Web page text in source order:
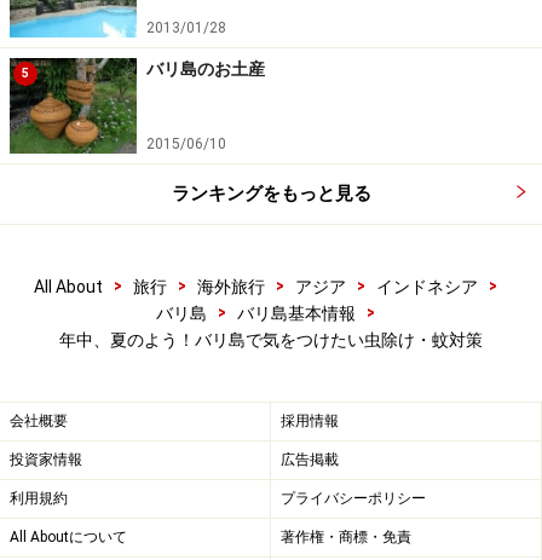
電気式は装置とあわせても約200円くらい
ブンブンと不快な蚊の羽音に邪魔されずに安眠したいの
なら、夜は電気式のマットタイプを選ぶと良いでしょ
う。匂いも気にならず長時間利用できますが、効き目が
ュタイプで蚊を退治してから部屋を密閉し、マットタイ
プの電気式を使うなど、併用すると効果があると思いま
外出時の虫除け
2013/01/28
5 バリ島のお土産
2015/06/10
ランキングをもっと見る
All About > 旅行 > 海外旅行 > アジア > インドネシア
>
バリ島
> バリ島基本情報
>
年中、夏のよう！バリ島で気をつけたい虫除け・蚊対策
会社概要 採用情報
投資家情報 広告掲載
利用規約 プライバシーポリシー
All Aboutについて 著作権・商標・免責